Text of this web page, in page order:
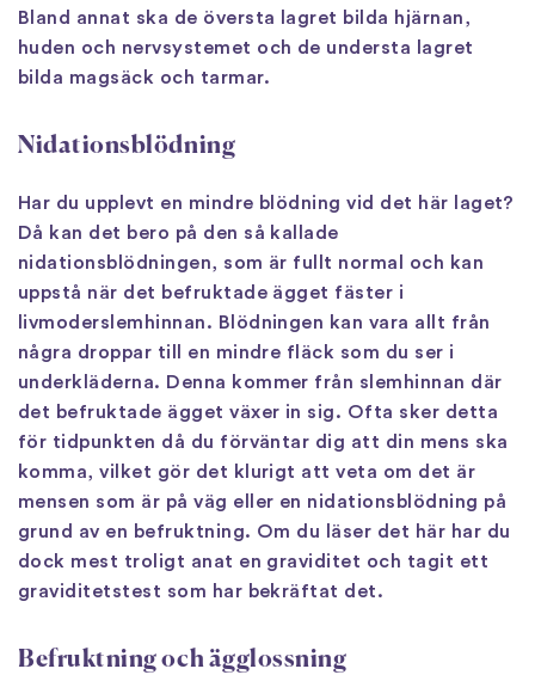
Bland annat ska de översta lagret bilda hjärnan,
huden och nervsystemet och de understa lagret
bilda magsäck och tarmar.
Nidationsblödning
Har du upplevt en mindre blödning vid det här laget?
Då kan det bero på den så kallade
nidationsblödningen, som är fullt normal och kan
uppstå när det befruktade ägget fäster i
livmoderslemhinnan. Blödningen kan vara allt från
några droppar till en mindre fläck som du ser i
underkläderna. Denna kommer från slemhinnan där
det befruktade ägget växer in sig. Ofta sker detta
för tidpunkten då du förväntar dig att din mens ska
komma, vilket gör det klurigt att veta om det är
mensen som är på väg eller en nidationsblödning på
grund av en befruktning. Om du läser det här har du
dock mest troligt anat en graviditet och tagit ett
graviditetstest som har bekräftat det.
Befruktning och ägglossning